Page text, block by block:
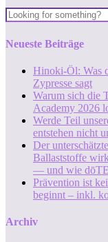
Neueste Beiträge
Hinoki-Öl: Was
Zypresse sagt
Warum sich die
Academy 2026
Werde Teil
entstehen nicht
Der
Ballaststoffe
— und wie
Prävention ist
beginnt – inkl.
Archiv